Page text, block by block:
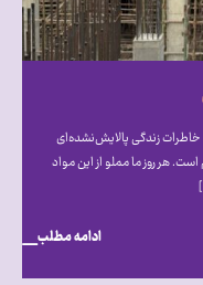
زندگی پالایش‌نشده‌ای
هر روز ما مملو از این مواد
ادامه مطلب